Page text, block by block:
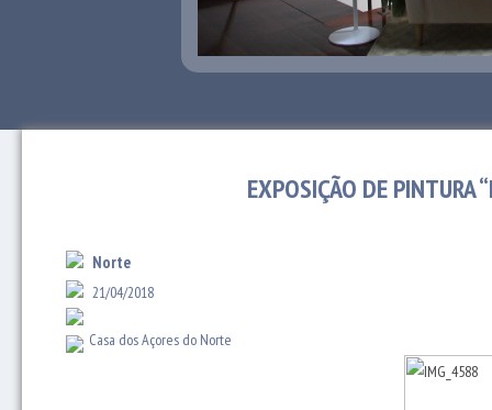
EXPOSIÇÃO DE PINTURA
Norte
21/04/2018
Casa dos Açores do Norte